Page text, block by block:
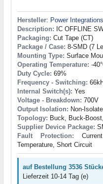
Hersteller: Power Integrations
Description: IC OFFLINE
Packaging: Cut Tape (CT)
Package / Case: 8-SMD (7
Mounting Type: Surface
Operating Temperature: -
Duty Cycle: 69%
Frequency - Switching:
Internal Switch(s): Yes
Voltage - Breakdown: 700V
Output Isolation: Non-
Topology: Buck, Buck-
Supplier Device Package:
Fault Protection:
Temperature, Short Circuit
auf Bestellung 3536
Lieferzeit 10-14 Tag (e)